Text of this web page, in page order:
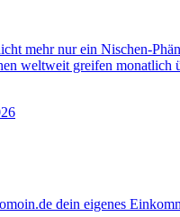
mehr nur ein Nischen-
weltweit greifen monatlich
dein eigenes